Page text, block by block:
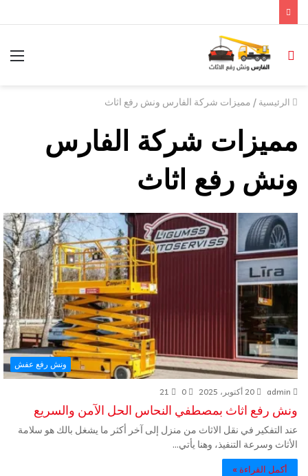
الرئيسية / مميزات شركة الفارس ونش رفع اثاث
مميزات شركة الفارس
ونش رفع اثاث
ونش رفع عفش
admin 20 أكتوبر، 2025 0
21
ونش رفع اثاث بمصطفي النحاس الحل الآمن والسريع
عند التفكير في نقل الاثاث من منزل إلى آخر أكثر ما يشغل بالك هو سلامة
الأثاث وسرعة التنفيذ، وهنا يأتي…
أكمل القراءة »